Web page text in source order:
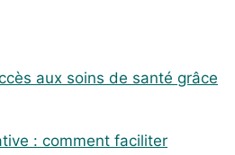
aux soins de santé grâce
: comment faciliter